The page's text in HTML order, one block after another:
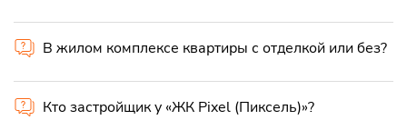
В жилом комплексе квартиры с отделкой или без?
Кто застройщик у «ЖК Pixel (Пиксель)»?